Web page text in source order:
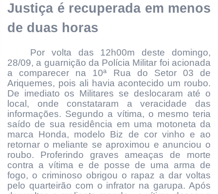
Justiça é recuperada em menos
de duas horas
Por volta das 12h00m deste domingo,
28/09, a guarnição da Polícia Militar foi acionada
a comparecer na 10ª Rua do Setor 03 de
Ariquemes, pois ali havia acontecido um roubo.
De imediato os Militares se deslocaram até o
local, onde constataram a veracidade das
informações. Segundo a vítima, o mesmo teria
saído de sua residência em uma motoneta da
marca Honda, modelo Biz de cor vinho e ao
retornar o meliante se aproximou e anunciou o
roubo. Proferindo graves ameaças de morte
contra a vítima e de posse de uma arma de
fogo, o criminoso obrigou o rapaz a dar voltas
pelo quarteirão com o infrator na garupa. Após